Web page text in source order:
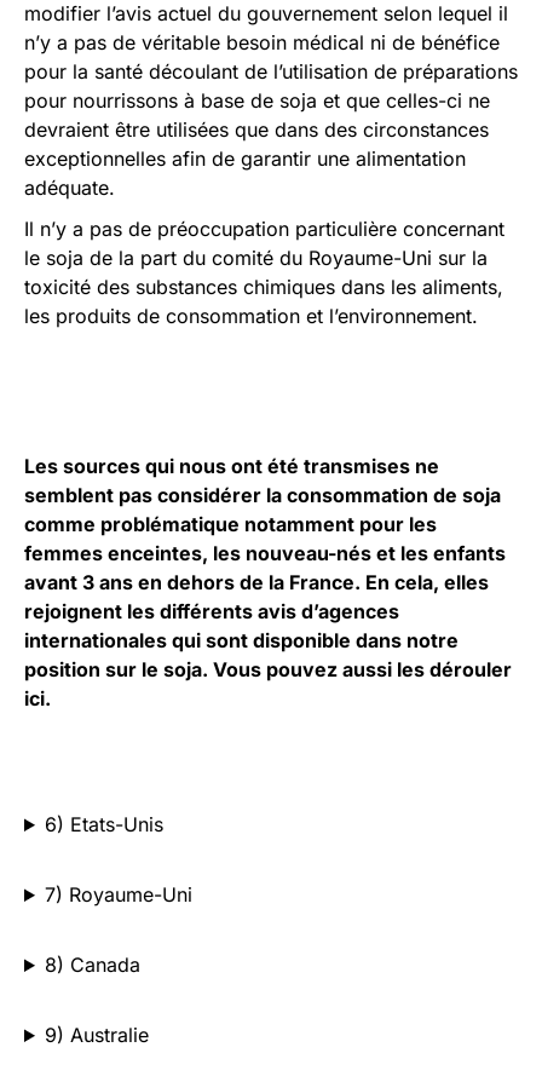
modifier l’avis actuel du gouvernement selon lequel il
n’y a pas de véritable besoin médical ni de bénéfice
pour la santé découlant de l’utilisation de préparations
pour nourrissons à base de soja et que celles-ci ne
devraient être utilisées que dans des circonstances
exceptionnelles afin de garantir une alimentation
adéquate.
Il n’y a pas de préoccupation particulière concernant
le soja de la part du comité du Royaume-Uni sur la
toxicité des substances chimiques dans les aliments,
les produits de consommation et l’environnement.
Les sources qui nous ont été transmises ne
semblent pas considérer la consommation de soja
comme problématique notamment pour les
femmes enceintes, les nouveau-nés et les enfants
avant 3 ans en dehors de la France. En cela, elles
rejoignent les différents avis d’agences
internationales qui sont disponible dans notre
position sur le soja. Vous pouvez aussi les dérouler
ici.
6) Etats-Unis
7) Royaume-Uni
8) Canada
9) Australie